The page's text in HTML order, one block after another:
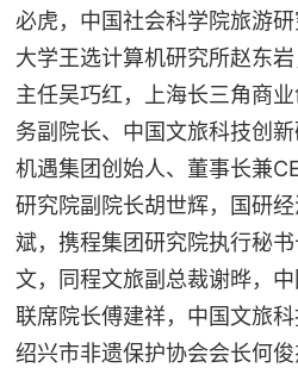
必虎，中国社会科学院旅游
大学王选计算机研究所赵东
主任吴巧红，上海长三角商
务副院长、中国文旅科技创新
机遇集团创始人、董事长兼
研究院副院长胡世辉，国研
斌，携程集团研究院执行秘
文，同程文旅副总裁谢晔，
联席院长傅建祥，中国文旅科
绍兴市非遗保护协会会长何